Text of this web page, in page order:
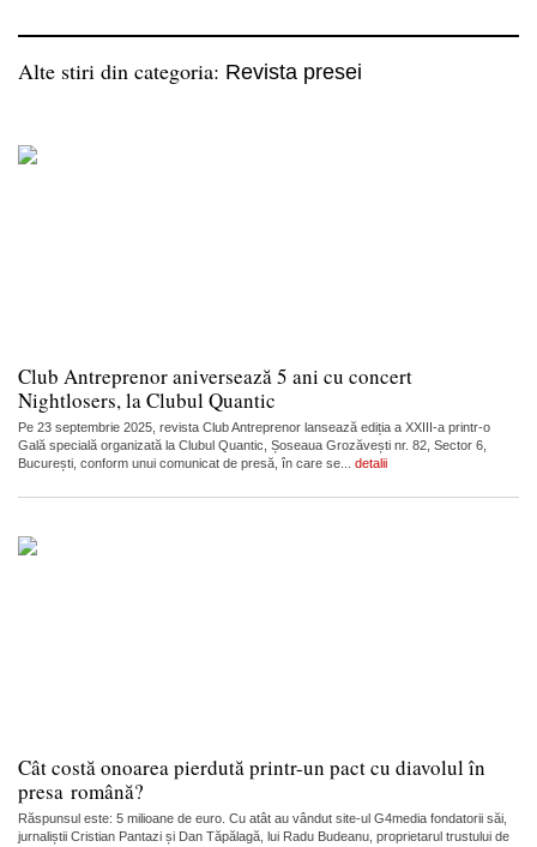
Alte stiri din categoria: Revista presei
Club Antreprenor aniversează 5 ani cu concert
Nightlosers, la Clubul Quantic
Pe 23 septembrie 2025, revista Club Antreprenor lansează ediția a XXIII-a printr-o
Gală specială organizată la Clubul Quantic, Șoseaua Grozăvești nr. 82, Sector 6,
București, conform unui comunicat de presă, în care se... detalii
Cât costă onoarea pierdută printr-un pact cu diavolul în
presa română?
Răspunsul este: 5 milioane de euro. Cu atât au vândut site-ul G4media fondatorii săi,
jurnaliștii Cristian Pantazi și Dan Tăpălagă, lui Radu Budeanu, proprietarul trustului de